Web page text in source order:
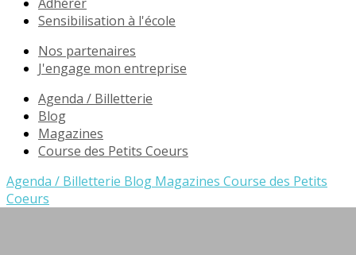
Sensibilisation à l'école
Nos partenaires
J'engage mon entreprise
Agenda / Billetterie
Blog
Magazines
Course des Petits Coeurs
Agenda / Billetterie Blog Magazines Course des Petits
Coeurs